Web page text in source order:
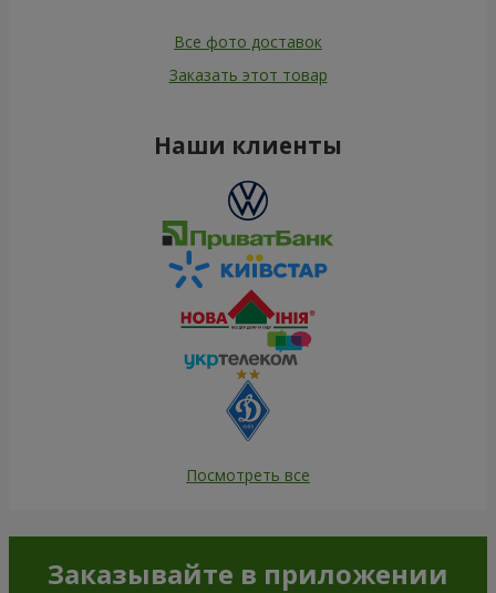
Все фото доставок
Заказать этот товар
Наши клиенты
Посмотреть все
Заказывайте в приложении